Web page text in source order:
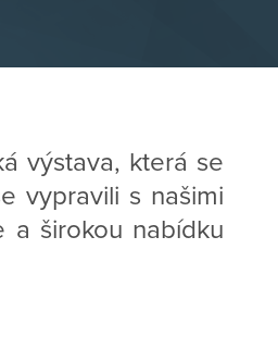
výstava, která se
vypravili s našimi
a širokou nabídku